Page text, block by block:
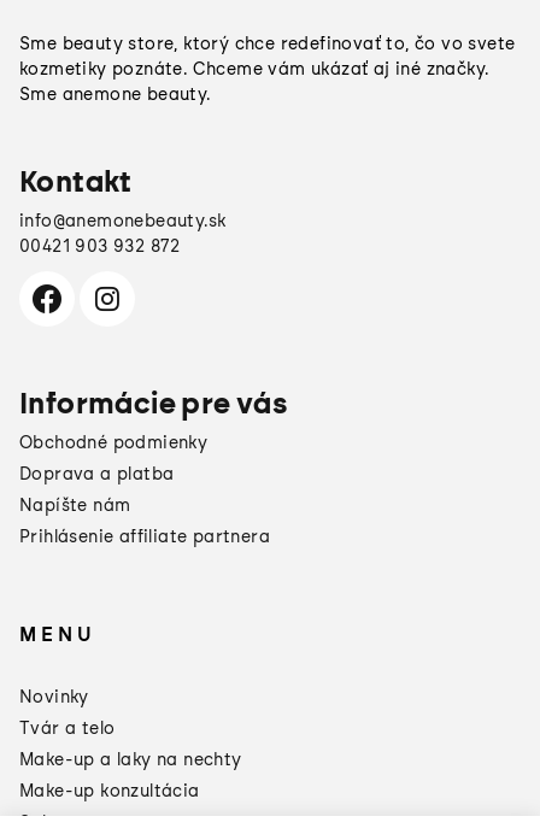
Sme beauty store, ktorý chce redefinovať to, čo vo svete
kozmetiky poznáte. Chceme vám ukázať aj iné značky.
Sme anemone beauty.
Kontakt
info@anemonebeauty.sk
00421 903 932 872
Informácie pre vás
Obchodné podmienky
Doprava a platba
Napíšte nám
Prihlásenie affiliate partnera
MENU
Novinky
Tvár a telo
Make-up a laky na nechty
Make-up konzultácia
Sale
zásoby:
3 produkty = Green Odlakovač